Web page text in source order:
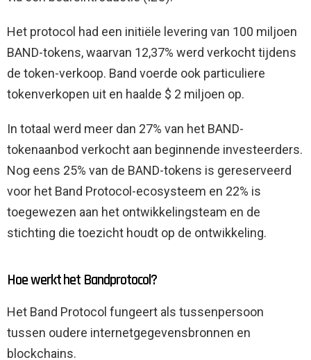
Het protocol had een initiële levering van 100 miljoen
BAND-tokens, waarvan 12,37% werd verkocht tijdens
de token-verkoop. Band voerde ook particuliere
tokenverkopen uit en haalde $ 2 miljoen op.
In totaal werd meer dan 27% van het BAND-
tokenaanbod verkocht aan beginnende investeerders.
Nog eens 25% van de BAND-tokens is gereserveerd
voor het Band Protocol-ecosysteem en 22% is
toegewezen aan het ontwikkelingsteam en de
stichting die toezicht houdt op de ontwikkeling.
Hoe werkt het Bandprotocol?
Het Band Protocol fungeert als tussenpersoon
tussen oudere internetgegevensbronnen en
blockchains.